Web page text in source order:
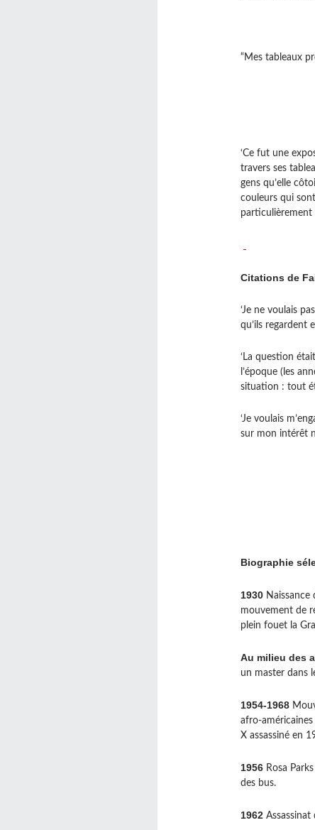
“Mes tableaux
‘Ce fut une
travers ses
gens qu’elle
couleurs qui
particulièrement
Citations de
‘Je ne voulais
qu’ils regardent
‘La question
l’époque (les
situation : tout
‘Je voulais
sur mon intérêt
Biographie
1930 Naissance
mouvement de
plein fouet la
Au milieu des
un master dans
1954-1968
afro-
X assassiné en
1956 Rosa
des bus.
1962 Assassinat